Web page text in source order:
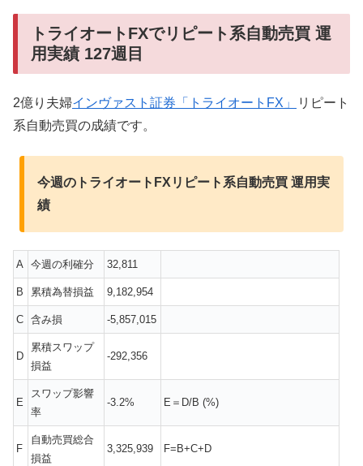
トライオートFXでリピート系自動売買 運
用実績 127週目
2億り夫婦インヴァスト証券「トライオートFX」
リピート
系自動売買の成績です。
今週のトライオートFXリピート系自動売買 運用実
績
A 今週の利確分 32,811
B 累積為替損益 9,182,954
C 含み損 -5,857,015
D
累積スワップ
損益
-292,356
E
スワップ影響
率
-3.2% E＝D/B (%)
F
自動売買総合
損益
3,325,939 F=B+C+D